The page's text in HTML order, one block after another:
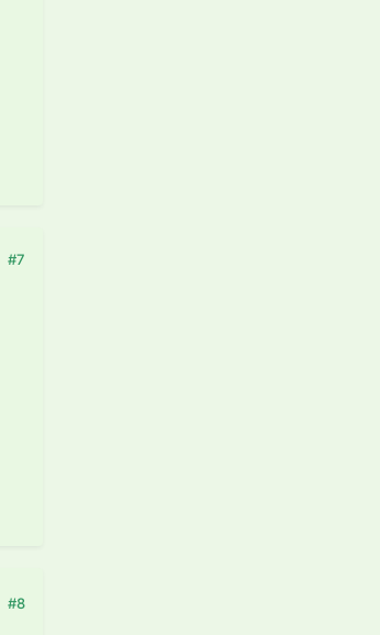
#7
#8